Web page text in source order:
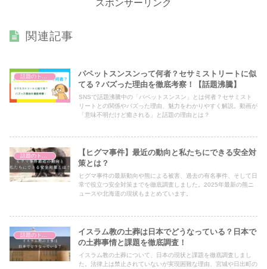
スポンサーリンク
関連記事
パペットスンスンって何者？セサミストリートに似
てる？バズった理由を徹底考察！【話題沸騰】
SNSで話題沸騰中の「パペットスンスン」とは何者？セサミスト
リートとの関係やバズった理由、魅力をわかりやすく解説。動画が
「意味不明だけど癒される」と話題の理由とは？
【ヒグマ事件】最近の動向と私たちにできる安全対
策とは？
ヒグマ事件の最新動向や熊による被害、過去の有名事件、そして日
常で役立つ安全対策までを徹底調査しました。2025年最新の熊ニ
ュースや北海道の現状もまとめています。
イスラム教の土葬は日本でどうなっている？日本で
の土葬事情と課題を徹底調査！
イスラム教の土葬について、日本の現状と課題を徹底調査しまし
た。法律上は禁止されていないが実現困難な理由、宮城や日出町の